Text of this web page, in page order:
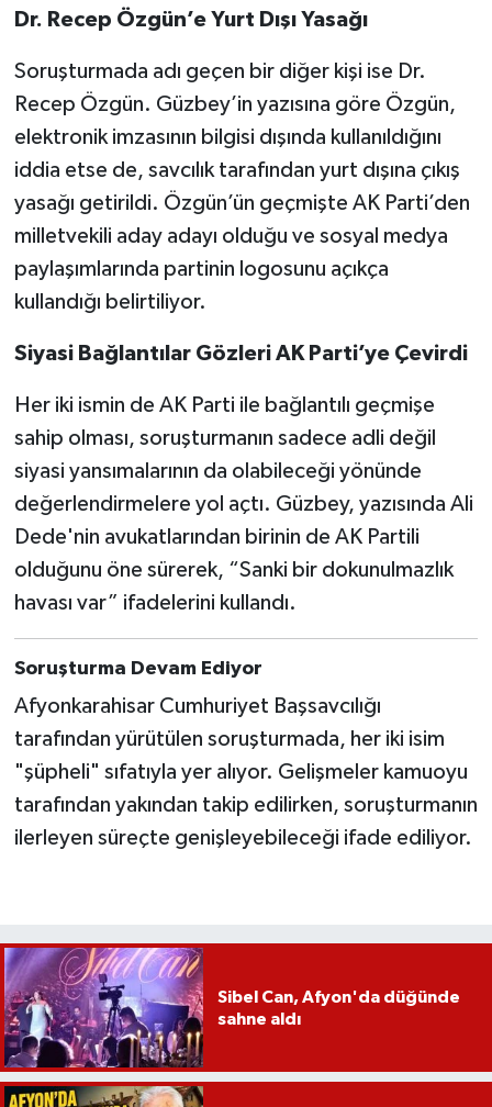
Dr. Recep Özgün’e Yurt Dışı Yasağı
Soruşturmada adı geçen bir diğer kişi ise Dr.
Recep Özgün. Güzbey’in yazısına göre Özgün,
elektronik imzasının bilgisi dışında kullanıldığını
iddia etse de, savcılık tarafından yurt dışına çıkış
yasağı getirildi. Özgün’ün geçmişte AK Parti’den
milletvekili aday adayı olduğu ve sosyal medya
paylaşımlarında partinin logosunu açıkça
kullandığı belirtiliyor.
Siyasi Bağlantılar Gözleri AK Parti’ye Çevirdi
Her iki ismin de AK Parti ile bağlantılı geçmişe
sahip olması, soruşturmanın sadece adli değil
siyasi yansımalarının da olabileceği yönünde
değerlendirmelere yol açtı. Güzbey, yazısında Ali
Dede'nin avukatlarından birinin de AK Partili
olduğunu öne sürerek, “Sanki bir dokunulmazlık
havası var” ifadelerini kullandı.
Soruşturma Devam Ediyor
Afyonkarahisar Cumhuriyet Başsavcılığı
tarafından yürütülen soruşturmada, her iki isim
"şüpheli" sıfatıyla yer alıyor. Gelişmeler kamuoyu
tarafından yakından takip edilirken, soruşturmanın
ilerleyen süreçte genişleyebileceği ifade ediliyor.
Sibel Can, Afyon'da düğünde
sahne aldı